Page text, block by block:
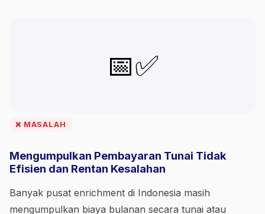
📅✅
❌ MASALAH
Mengumpulkan Pembayaran Tunai Tidak
Efisien dan Rentan Kesalahan
Banyak pusat enrichment di Indonesia masih
mengumpulkan biaya bulanan secara tunai atau